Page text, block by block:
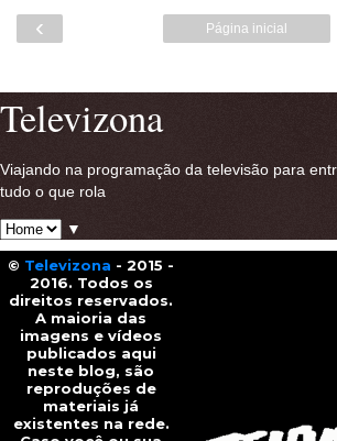
‹ Página inicial
Televizona
Viajando na programação da televisão para
tudo o que rola
▼
© Televizona - 2015 -
2016. Todos os
direitos reservados.
A maioria das
imagens e vídeos
publicados aqui
neste blog, são
reproduções de
materiais já
existentes na rede.